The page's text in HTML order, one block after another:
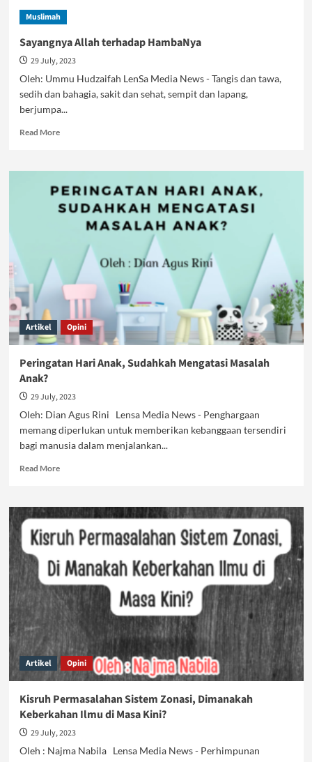
Online
Mewabah,
Negara
Lemah
Muslimah
Sayangnya Allah terhadap HambaNya
29 July, 2023
Oleh: Ummu Hudzaifah LenSa Media News - Tangis dan tawa,
sedih dan bahagia, sakit dan sehat, sempit dan lapang,
berjumpa...
Read MoreRead
Sayangnya
Allah
terhadap
HambaNya
Artikel Opini
Peringatan Hari Anak, Sudahkah Mengatasi Masalah
Anak?
29 July, 2023
Oleh: Dian Agus Rini Lensa Media News - Penghargaan
memang diperlukan untuk memberikan kebanggaan tersendiri
bagi manusia dalam menjalankan...
Read MoreRead
Peringatan
Hari
Anak,
Sudahkah
Mengatasi
Masalah
Anak?
Artikel Opini
Kisruh Permasalahan Sistem Zonasi, Dimanakah
Keberkahan Ilmu di Masa Kini?
29 July, 2023
Oleh : Najma Nabila Lensa Media News - Perhimpunan